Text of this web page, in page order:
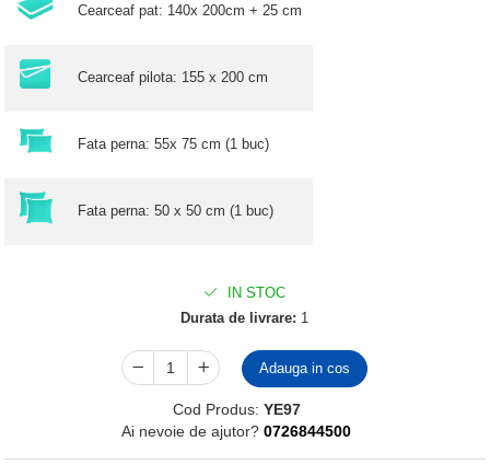
Cearceaf pat: 140x 200cm + 25 cm
Cearceaf pilota: 155 x 200 cm
Fata perna: 55x 75 cm (1 buc)
Fata perna: 50 x 50 cm (1 buc)
IN STOC
Durata de livrare: 1
Adauga in cos
Cod Produs: YE97
Ai nevoie de ajutor? 0726844500